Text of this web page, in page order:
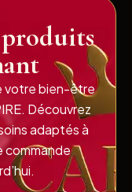
produits
votre bien-être
Découvrez
adaptés à
commande